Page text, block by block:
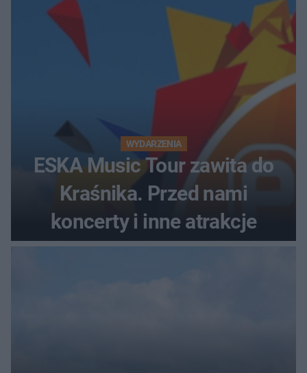
prawem
WYDARZENIA
ESKA Music Tour zawita do
Kraśnika. Przed nami
koncerty i inne atrakcje